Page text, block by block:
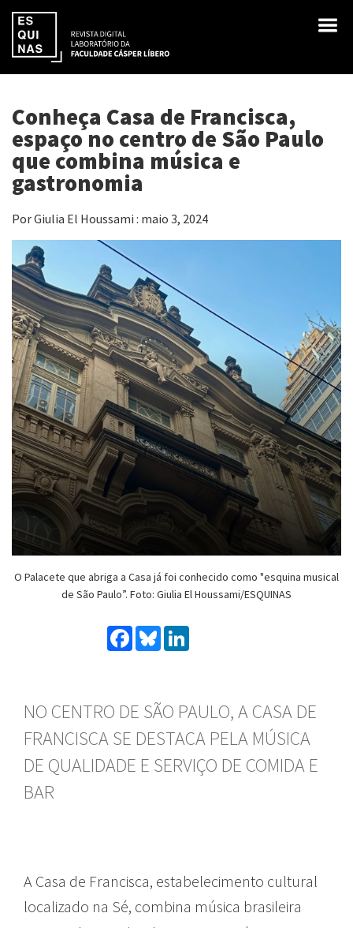
Conheça Casa de Francisca,
espaço no centro de São Paulo
que combina música e
gastronomia
Por Giulia El Houssami : maio 3, 2024
O Palacete que abriga a Casa já foi conhecido como "esquina musical
de São Paulo”. Foto: Giulia El Houssami/ESQUINAS
Facebook
Bluesky
NO CENTRO DE SÃO PAULO, A CASA DE
FRANCISCA SE DESTACA PELA MÚSICA
DE QUALIDADE E SERVIÇO DE COMIDA E
BAR
A Casa de Francisca, estabelecimento cultural
localizado na Sé, combina música brasileira